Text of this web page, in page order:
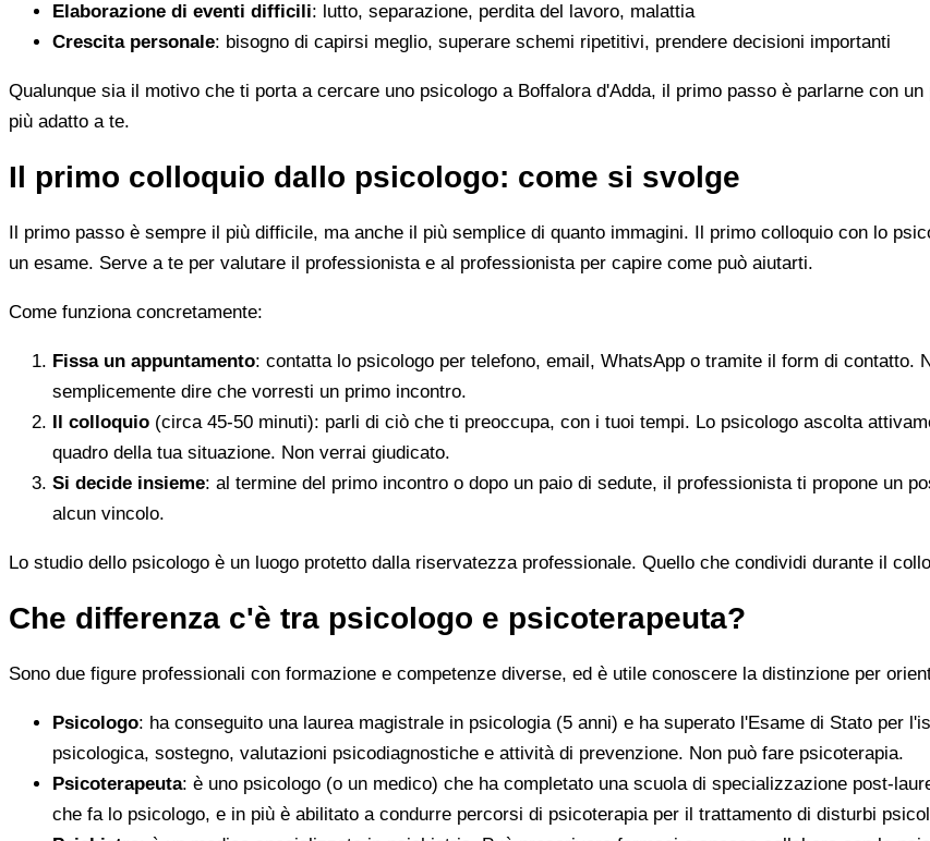
Elaborazione di eventi difficili: lutto, separazione, perdita del lavoro, malattia
Crescita personale: bisogno di capirsi meglio, superare schemi ripetitivi, prendere decisioni importanti
Qualunque sia il motivo che ti porta a cercare uno psicologo a Boffalora d'Adda, il primo passo è parlarne con
più adatto a te.
Il primo colloquio dallo psicologo: come si svolge
Il primo passo è sempre il più difficile, ma anche il più semplice di quanto immagini. Il primo colloquio con lo
un esame. Serve a te per valutare il professionista e al professionista per capire come può aiutarti.
Come funziona concretamente:
Fissa un appuntamento: contatta lo psicologo per telefono, email, WhatsApp o tramite il form di contatto.
semplicemente dire che vorresti un primo incontro.
Il colloquio (circa 45-50 minuti): parli di ciò che ti preoccupa, con i tuoi tempi. Lo psicologo ascolta
quadro della tua situazione. Non verrai giudicato.
Si decide insieme: al termine del primo incontro o dopo un paio di sedute, il professionista ti propone un
alcun vincolo.
Lo studio dello psicologo è un luogo protetto dalla riservatezza professionale. Quello che condividi durante il
Che differenza c'è tra psicologo e psicoterapeuta?
Sono due figure professionali con formazione e competenze diverse, ed è utile conoscere la distinzione per
Psicologo: ha conseguito una laurea magistrale in psicologia (5 anni) e ha superato l'Esame di Stato per
psicologica, sostegno, valutazioni psicodiagnostiche e attività di prevenzione. Non può fare psicoterapia.
Psicoterapeuta: è uno psicologo (o un medico) che ha completato una scuola di specializzazione post-
che fa lo psicologo, e in più è abilitato a condurre percorsi di psicoterapia per il trattamento di disturbi